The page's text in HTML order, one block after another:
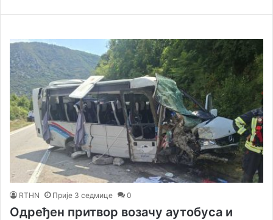
RTHN Прије 3 седмице 0
Одређен притвор возачу аутобуса и